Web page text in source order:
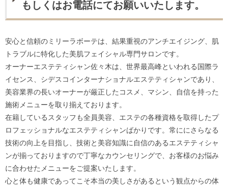
もしくはお電話にてお願いいたします。
安心と信頼のミリーラボーテは、結果重視のアンチエイジング、肌
トラブルに特化した美肌フェイシャル専門サロンです。
オーナーエステティシャン佐々木は、世界最高峰といわれる国際ラ
イセンス、シデスコインターナショナルエステティシャンであり、
美容業界の長いオーナーが厳正したコスメ、マシン、自信を持った
施術メニューを取り揃えております。
在籍しているスタッフも全員美容、エステの各種資格を取得したプ
ロフェッショナルなエステティシャンばかりです。常ににさらなる
技術の向上を目指し、技術と美容知識に自信のあるエステティシャ
ンが揃っておりますので丁寧なカウンセリングで、お客様のお悩み
に合わせたメニューをご提案いたします。
心と体も健康であってこそ本当の美しさがあるという観点からの体